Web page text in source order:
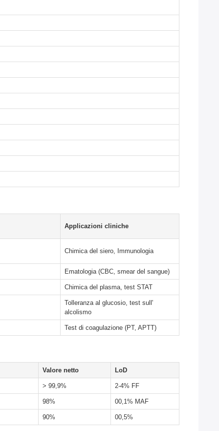
Applicazioni cliniche
Chimica del siero, Immunologia
Ematologia (CBC, smear del sangue)
Chimica del plasma, test STAT
Tolleranza al glucosio, test sull'
alcolismo
Test di coagulazione (PT, APTT)
Valore netto LoD
> 99,9% 2-4% FF
98% 00,1% MAF
90% 00,5%